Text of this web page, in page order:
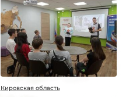
Кировская область